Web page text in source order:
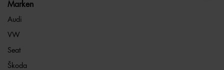
Marken
Audi
VW
Seat
Škoda